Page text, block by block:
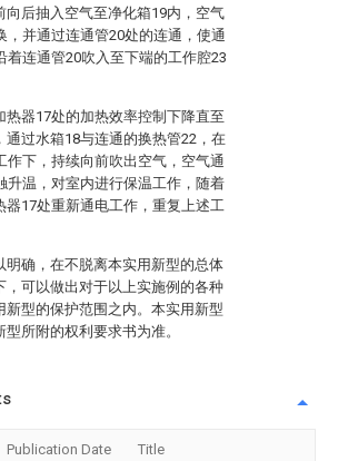
向后抽入空气至净化箱19内，空气
，并通过连通管20处的连通，使通
着连通管20吹入至下端的工作腔23
热器17处的加热效率控制下降直至
通过水箱18与连通的换热管22，在
作下，持续向前吹出空气，空气通
升温，对室内进行保温工作，随着
器17处重新通电工作，重复上述工
明确，在不脱离本实用新型的总体
，可以做出对于以上实施例的各种
新型的保护范围之内。本实用新型
所附的权利要求书为准。
Publication Date Title